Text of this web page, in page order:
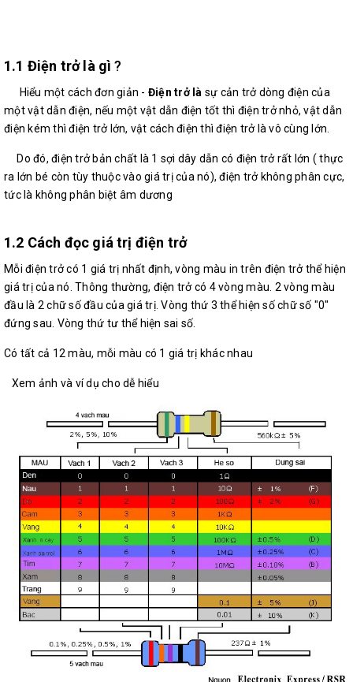
1.1 Điện trở là gì ?
Hiểu một cách đơn giản - Điện trở là sự cản trở dòng điện của
một vật dẫn điện, nếu một vật dẫn điện tốt thì điện trở nhỏ, vật dẫn
điện kém thì điện trở lớn, vật cách điện thì điện trở là vô cùng lớn.
Do đó, điện trở bản chất là 1 sợi dây dẫn có điện trở rất lớn ( thực
ra lớn bé còn tùy thuộc vào giá trị của nó), điện trở không phân cực,
tức là không phân biệt âm dương
1.2 Cách đọc giá trị điện trở
Mỗi điện trở có 1 giá trị nhất định, vòng màu in trên điện trở thể hiện
giá trị của nó. Thông thường, điện trở có 4 vòng màu. 2 vòng màu
đầu là 2 chữ số đầu của giá trị. Vòng thứ 3 thể hiện số chữ số "0"
đứng sau. Vòng thứ tư thể hiện sai số.
Có tất cả 12 màu, mỗi màu có 1 giá trị khác nhau
Xem ảnh và ví dụ cho dễ hiểu